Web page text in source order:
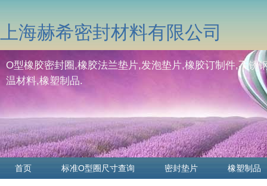
上海赫希密封材料有限公司
O型橡胶密封圈,橡胶法兰垫片,发泡垫片,橡胶订制件,不锈
温材料,橡塑制品.
首页 标准O型圈尺寸查询 密封垫片 橡塑制品